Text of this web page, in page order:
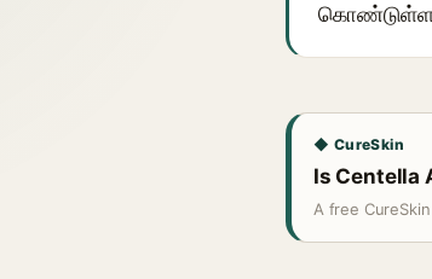
◆ CureSkin
Is Centella
A free